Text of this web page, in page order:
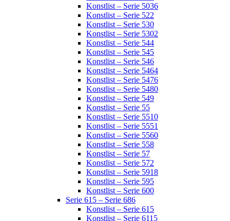
Konstlist – Serie 5036
Konstlist – Serie 522
Konstlist – Serie 530
Konstlist – Serie 5302
Konstlist – Serie 544
Konstlist – Serie 545
Konstlist – Serie 546
Konstlist – Serie 5464
Konstlist – Serie 5476
Konstlist – Serie 5480
Konstlist – Serie 549
Konstlist – Serie 55
Konstlist – Serie 5510
Konstlist – Serie 5551
Konstlist – Serie 5560
Konstlist – Serie 558
Konstlist – Serie 57
Konstlist – Serie 572
Konstlist – Serie 5918
Konstlist – Serie 595
Konstlist – Serie 600
Serie 615 – Serie 686
Konstlist – Serie 615
Konstlist – Serie 6115